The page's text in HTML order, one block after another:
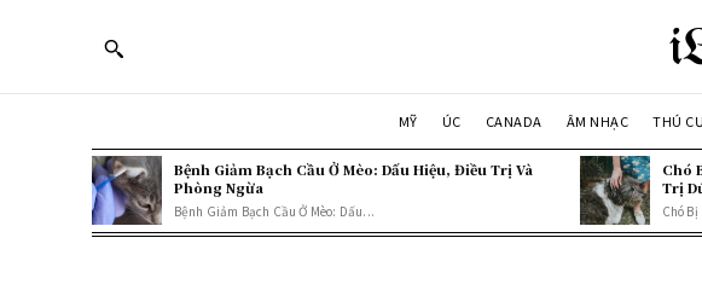
MỸ ÚC CANADA ÂM NHẠC THÚ
Bệnh Giảm Bạch Cầu Ở Mèo: Dấu Hiệu, Điều Trị Và
Phòng Ngừa
Bệnh Giảm Bạch Cầu Ở Mèo: Dấu...
Chó
Trị
Chó